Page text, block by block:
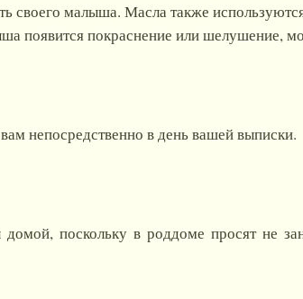
своего малыша. Масла также
появится покраснение или шелушение,
непосредственно в день вашей выписки.
поскольку в роддоме просят не